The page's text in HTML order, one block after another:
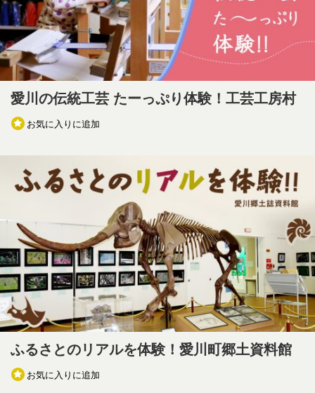
愛川の伝統工芸 たーっぷり体験！工芸工房村
お気に入りに追加
ふるさとのリアルを体験！愛川町郷土資料館
お気に入りに追加